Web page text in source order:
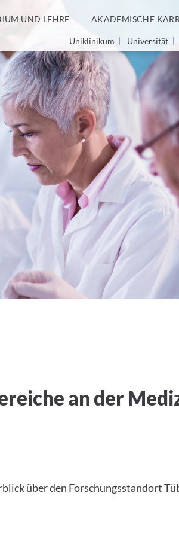
UND LEHRE AKADEMISCHE
Uniklinikum Universität
an der
über den Forschungsstandort